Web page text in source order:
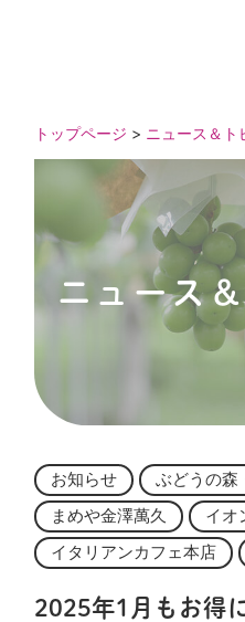
トップページ > ニュース＆ト
ニュース
お知らせ
ぶどうの森
まめや金澤萬久
イオ
イタリアンカフェ本店
2025年1月もお得